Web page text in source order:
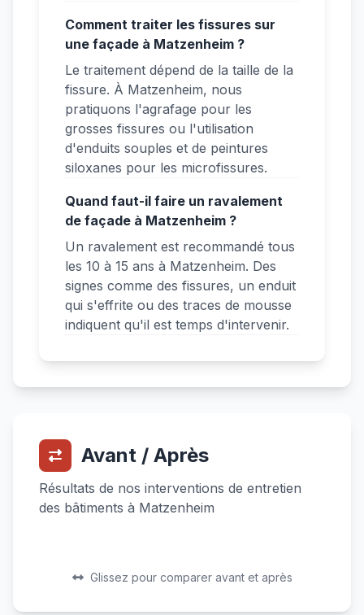
Comment traiter les fissures sur
une façade à Matzenheim ?
Le traitement dépend de la taille de la
fissure. À Matzenheim, nous
pratiquons l'agrafage pour les
grosses fissures ou l'utilisation
d'enduits souples et de peintures
siloxanes pour les microfissures.
Quand faut-il faire un ravalement
de façade à Matzenheim ?
Un ravalement est recommandé tous
les 10 à 15 ans à Matzenheim. Des
signes comme des fissures, un enduit
qui s'effrite ou des traces de mousse
indiquent qu'il est temps d'intervenir.
Avant / Après
Résultats de nos interventions de entretien
des bâtiments à Matzenheim
Avant
Après
Glissez pour comparer avant et après